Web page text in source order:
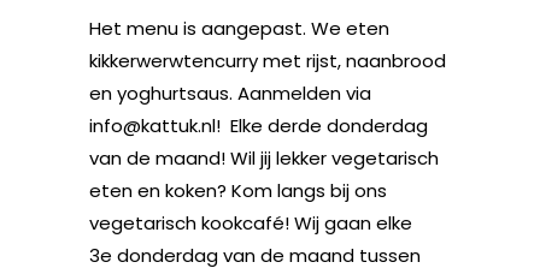
Het menu is aangepast. We eten
kikkerwerwtencurry met rijst, naanbrood
en yoghurtsaus. Aanmelden via
info@kattuk.nl! Elke derde donderdag
van de maand! Wil jij lekker vegetarisch
eten en koken? Kom langs bij ons
vegetarisch kookcafé! Wij gaan elke
3e donderdag van de maand tussen